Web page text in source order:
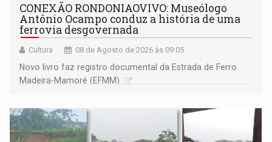
CONEXÃO RONDONIAOVIVO: Museólogo
Antônio Ocampo conduz a história de uma
ferrovia desgovernada
Cultura 08 de Agosto de 2026 às 09:05
Novo livro faz registro documental da Estrada de Ferro
Madeira-Mamoré (EFMM)